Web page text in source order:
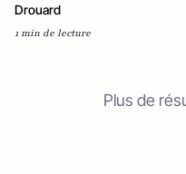
Drouard
1 min de lecture
Plus de